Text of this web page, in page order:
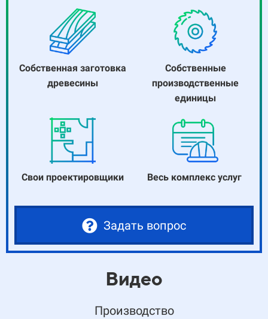
Собственная заготовка
древесины
Собственные
производственные
единицы
Свои проектировщики Весь комплекс услуг
Задать вопрос
Видео
Производство